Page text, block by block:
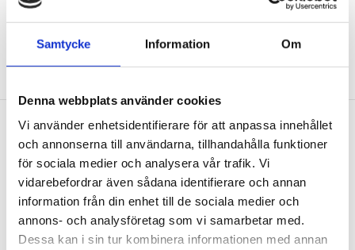
Samtycke Information Om
Denna webbplats använder cookies
Vi använder enhetsidentifierare för att anpassa innehållet
och annonserna till användarna, tillhandahålla funktioner
för sociala medier och analysera vår trafik. Vi
vidarebefordrar även sådana identifierare och annan
information från din enhet till de sociala medier och
annons- och analysföretag som vi samarbetar med.
Dessa kan i sin tur kombinera informationen med annan
Nyhetsbrev
PRENUMERERA